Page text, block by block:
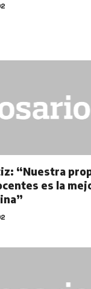
“Nuestra
es la